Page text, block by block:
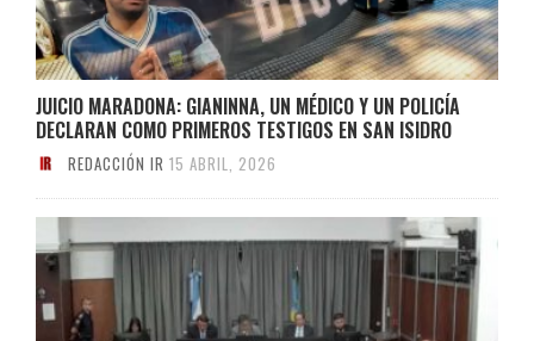
JUICIO MARADONA: GIANINNA, UN MÉDICO Y UN POLICÍA
DECLARAN COMO PRIMEROS TESTIGOS EN SAN ISIDRO
REDACCIÓN IR 15 ABRIL, 2026